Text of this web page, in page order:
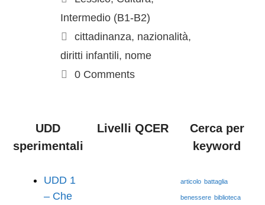
Intermedio (B1-B2)
cittadinanza, nazionalità,
diritti infantili, nome
0 Comments
UDD
sperimentali
UDD 1
– Che
Livelli QCER
Cerca per
keyword
articolo battaglia
benessere biblioteca